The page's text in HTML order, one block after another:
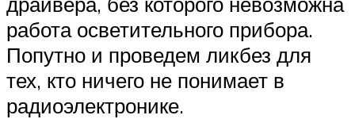
работа осветительного прибора.
Попутно и проведем ликбез для
тех, кто ничего не понимает в
радиоэлектронике.